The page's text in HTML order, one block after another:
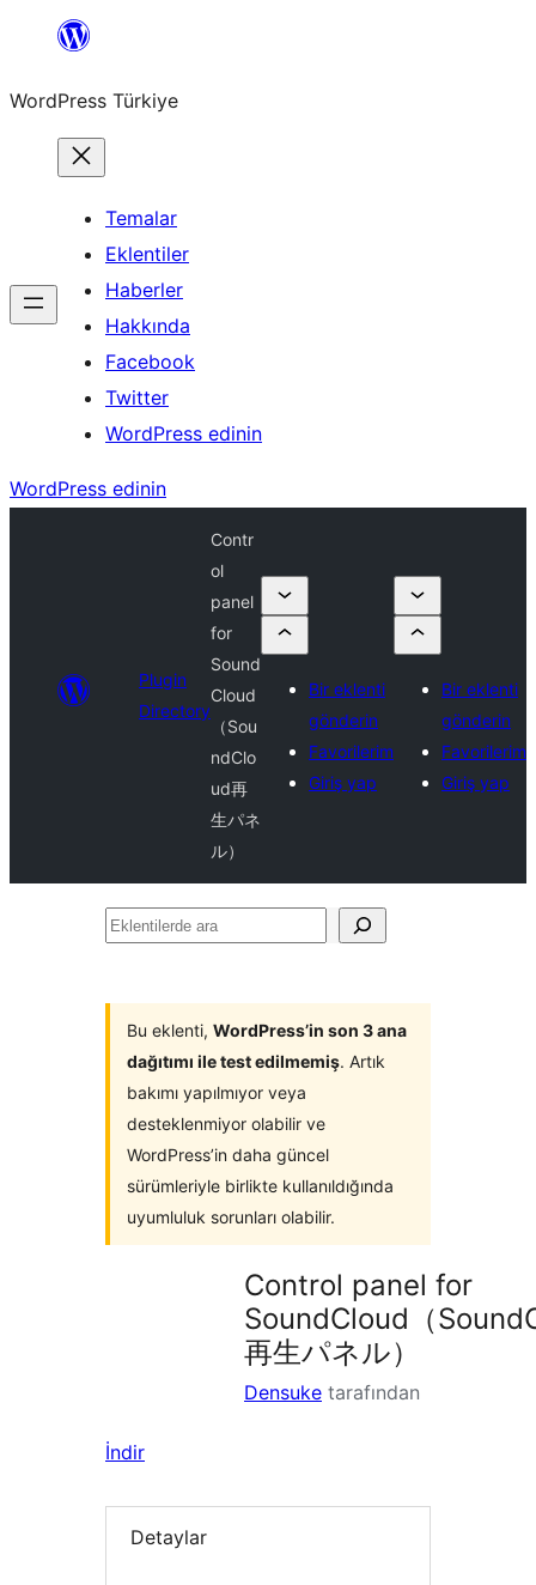
İçeriğe
WordPress Türkiye
Temalar
Eklentiler
Haberler
Hakkında
Facebook
Twitter
WordPress edinin
WordPress edinin
Plugin
Directory
Contr
ol
panel
for
Sound
Cloud
（Sou
ndClo
ud再
生パネ
ル）
Bir eklenti
gönderin
Favorilerim
Giriş yap
Bir eklenti
gönderin
Favorilerim
Giriş yap
Eklentilerde
Bu eklenti, WordPress’in son 3 ana
dağıtımı ile test edilmemiş. Artık
bakımı yapılmıyor veya
desteklenmiyor olabilir ve
WordPress’in daha güncel
sürümleriyle birlikte kullanıldığında
uyumluluk sorunları olabilir.
Control panel for
SoundCloud（
再生パネル）
Densuke tarafından
İndir
Detaylar